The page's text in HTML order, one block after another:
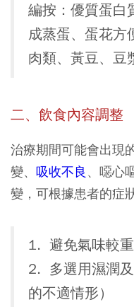
編按：優質蛋白
成蒸蛋、蛋花方
肉類、黃豆、豆
二、飲食內容調整
治療期間可能會出現
變、 吸收不良 、噁心
變，可根據患者的症
1. 避免氣味較
2. 多選用濕潤
的不適情形）